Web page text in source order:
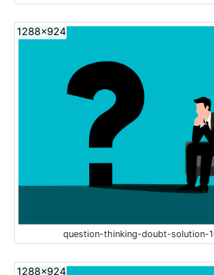
1288x924
question-thinking-doubt-solution-
1288x924